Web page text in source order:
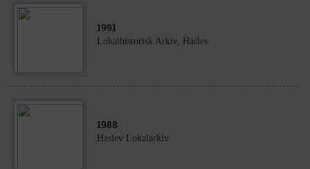
1991
Lokalhistorisk Arkiv, Haslev
1988
Haslev Lokalarkiv